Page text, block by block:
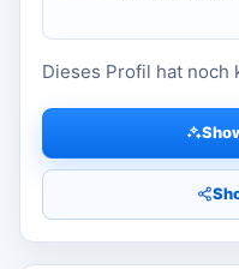
Dieses Profil hat noch